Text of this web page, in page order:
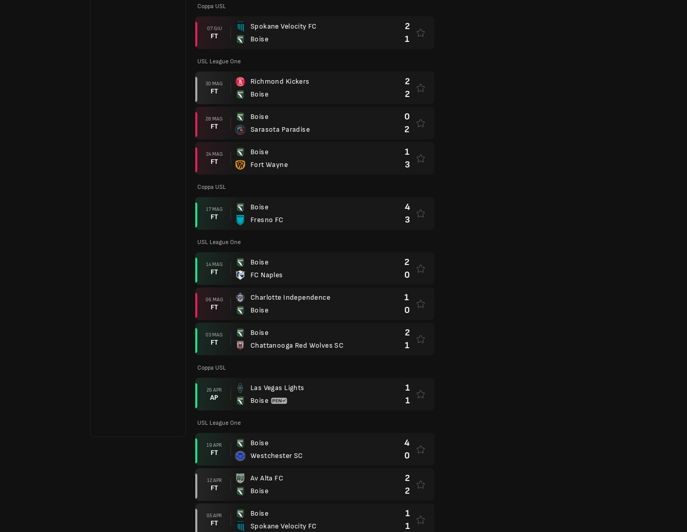
Coppa USL
07 GIU
FT
Spokane Velocity FC
Boise
2
1
USL League One
30 MAG
FT
Richmond Kickers
Boise
2
2
28 MAG
FT
Boise
Sarasota Paradise
0
2
24 MAG
FT
Boise
Fort Wayne
1
3
Coppa USL
17 MAG
FT
Boise
Fresno FC
4
3
USL League One
14 MAG
FT
Boise
FC Naples
2
0
06 MAG
FT
Charlotte Independence
Boise
1
0
03 MAG
FT
Boise
Chattanooga Red Wolves SC
2
1
Coppa USL
26 APR
AP
Las Vegas Lights
Boise
1
1
USL League One
19 APR
FT
Boise
Westchester SC
4
0
12 APR
FT
Av Alta FC
Boise
2
2
05 APR
FT
Boise
Spokane Velocity FC
1
1